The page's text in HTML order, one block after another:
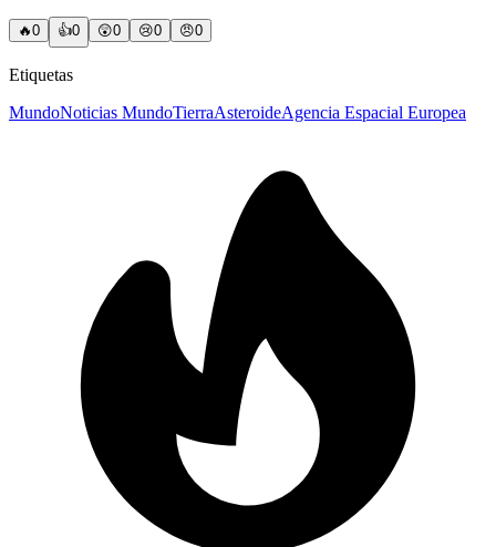
🔥0 👍0 😲0 😢0 😠0
Etiquetas
MundoNoticias MundoTierraAsteroideAgencia Espacial Europea